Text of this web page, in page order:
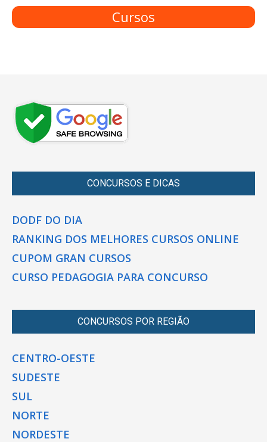
Cursos
CONCURSOS E DICAS
DODF DO DIA
RANKING DOS MELHORES CURSOS ONLINE
CUPOM GRAN CURSOS
CURSO PEDAGOGIA PARA CONCURSO
CONCURSOS POR REGIÃO
CENTRO-OESTE
SUDESTE
SUL
NORTE
NORDESTE